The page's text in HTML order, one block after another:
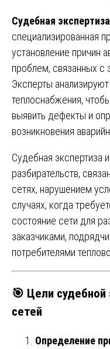
Судебная
специализированная
установление причин
проблем, связанных с
Эксперты
теплоснабжения,
выявить дефекты и
возникновения
Судебная экспертиза
разбирательств,
сетях, нарушением
случаях, когда
состояние сети для
заказчиками,
потребителями
🎯 Цели
сетей
Определение